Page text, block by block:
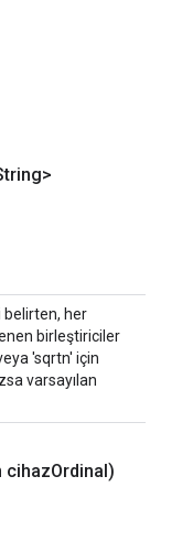
belirten, her
birleştiriciler
'sqrtn' için
varsayılan
cihazOrdinal)